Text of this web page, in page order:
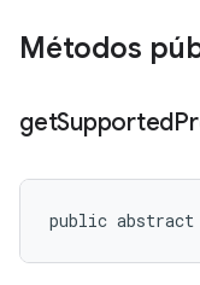
Métodos
getSupported
public abstract